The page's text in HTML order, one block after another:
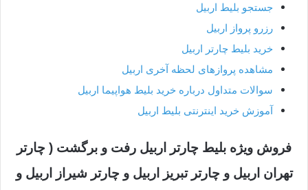
جستجو بلیط اربیل
رزرو پرواز اربیل
خرید بلیط چارتر اربیل
مشاهده پروازهای لحظه آخری اربیل
سوالات متداول درباره خرید بلیط هواپیما اربیل
آموزش خرید اینترنتی بلیط اربیل
فروش ویژه بلیط چارتر اربیل رفت و برگشت ( چارتر
تهران اربیل و چارتر تبریز اربیل و چارتر شیراز اربیل و